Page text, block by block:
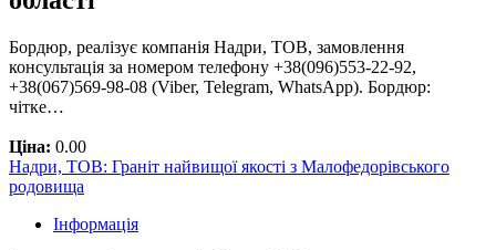
Бордюр, реалізує компанія Надри, ТОВ, замовлення
консультація за номером телефону +38(096)553-22-92,
+38(067)569-98-08 (Viber, Telegram, WhatsApp). Бордюр:
чітке…
Ціна: 0.00
Надри, ТОВ: Граніт найвищої якості з Малофедорівського
родовища
Інформація